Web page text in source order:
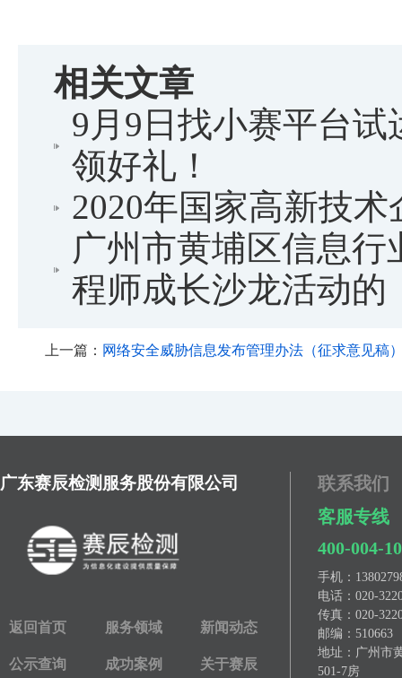
相关文章
9月9日找小赛平台
领好礼！
2020年国家高新技
广州市黄埔区信息
程师成长沙龙活动的
上一篇： 网络安全威胁信息发布管理办法（征求意见稿
广东赛辰检测服务股份有限公司
返回首页 服务领域 新闻动态
公示查询 成功案例 关于赛辰
联系我们
客服专线
400-004-
手机：
电话：020-
传真：020-
邮编：510663
地址：广州市
501-7房